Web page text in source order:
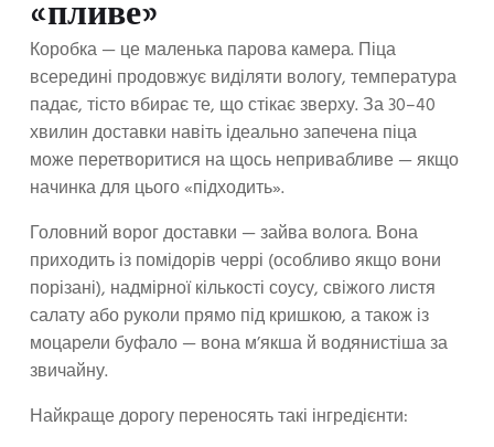
«пливе»
Коробка — це маленька парова камера. Піца
всередині продовжує виділяти вологу, температура
падає, тісто вбирає те, що стікає зверху. За 30–40
хвилин доставки навіть ідеально запечена піца
може перетворитися на щось непривабливе — якщо
начинка для цього «підходить».
Головний ворог доставки — зайва волога. Вона
приходить із помідорів черрі (особливо якщо вони
порізані), надмірної кількості соусу, свіжого листя
салату або руколи прямо під кришкою, а також із
моцарели буфало — вона м’якша й водянистіша за
звичайну.
Найкраще дорогу переносять такі інгредієнти: